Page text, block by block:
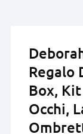
Regalo
Box,
Occhi,